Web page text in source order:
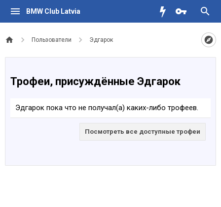
BMW Club Latvia
Пользователи Эдгарок
Трофеи, присуждённые Эдгарок
Эдгарок пока что не получал(а) каких-либо трофеев.
Посмотреть все доступные трофеи